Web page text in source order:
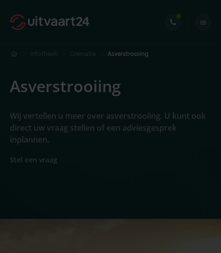
Infotheek Crematie Asverstrooiing
Asverstrooiing
Wij vertellen u meer over asverstrooiing. U kunt ook
direct uw vraag stellen of een adviesgesprek
inplannen.
Stel een vraag